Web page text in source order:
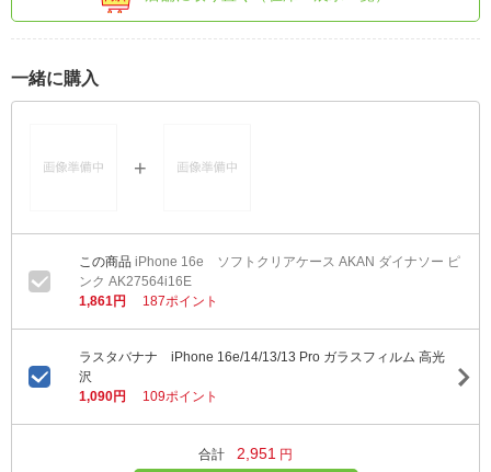
一緒に購入
iPhone 16e ソフトクリアケース AKAN ダイナソー ピ
ンク AK27564i16E
1,861円
187ポイント
ラスタバナナ iPhone 16e/14/13/13 Pro ガラスフィルム 高光
沢
1,090円
109ポイント
合計 2,951 円